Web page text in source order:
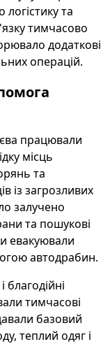
та
тимчасово
додаткові
операцій.
працювали
місць
та
із загрозливих
залучено
та пошукові
евакуювали
автодрабин.
тимчасові
базовий
теплий одяг і